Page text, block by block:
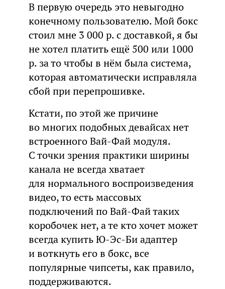
В первую очередь это невыгодно
конечному пользователю. Мой бокс
стоил мне 3 000 р. с доставкой, я бы
не хотел платить ещё 500 или 1000
р. за то чтобы в нём была система,
которая автоматически исправляла
сбой при перепрошивке.
Кстати, по этой же причине
во многих подобных девайсах нет
встроенного Вай-Фай модуля.
С точки зрения практики ширины
канала не всегда хватает
для нормального воспроизведения
видео, то есть массовых
подключений по Вай-Фай таких
коробочек нет, а те кто хочет может
всегда купить Ю-Эс-Би адаптер
и воткнуть его в бокс, все
популярные чипсеты, как правило,
поддерживаются.